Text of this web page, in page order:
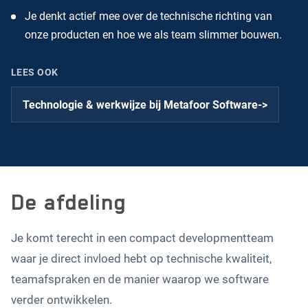
Je denkt actief mee over de technische richting van
onze producten en hoe we als team slimmer bouwen.
LEES OOK
Technologie & werkwijze bij Metafoor Software->
De afdeling
Je komt terecht in een compact developmentteam
waar je direct invloed hebt op technische kwaliteit,
teamafspraken en de manier waarop we software
verder ontwikkelen.